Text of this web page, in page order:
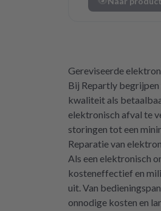
Gereviseerde
Bij Repartly
kwaliteit als
elektronisch afval te
storingen tot een
Reparatie van
Als een elektronisch
kosteneffectief en
uit. Van
onnodige kosten en